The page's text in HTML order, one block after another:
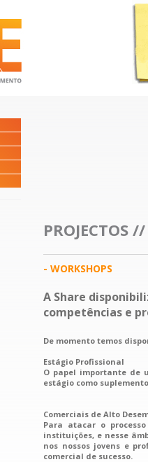
PROJECTOS
- WORKSHOPS
A Share
competências e
De momento temos
Estágio Profissional
O papel importante de
estágio como
Comerciais de Alto
Para atacar o
instituições, e nesse
nos nossos jovens e
comercial de sucesso.